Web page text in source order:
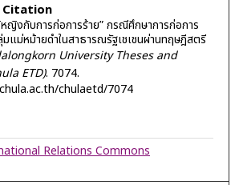
Citation
ญิงกับการก่อการร้าย” กรณีศึกษาการก่อการ
แม่หม้ายดำในสาธารณรัฐเชเชนผ่านทฤษฎีสตรี
University Theses and
ETD). 7074.
chulaetd/7074
Relations Commons